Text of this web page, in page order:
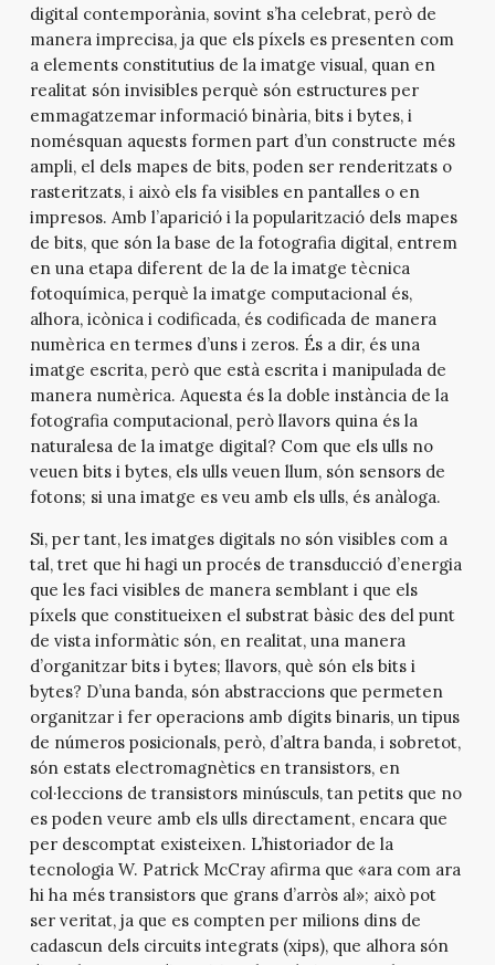
digital contemporània, sovint s’ha celebrat, però de
manera imprecisa, ja que els píxels es presenten com
a elements constitutius de la imatge visual, quan en
realitat són invisibles perquè són estructures per
emmagatzemar informació binària, bits i bytes, i
nomésquan aquests formen part d’un constructe més
ampli, el dels mapes de bits, poden ser renderitzats o
rasteritzats, i això els fa visibles en pantalles o en
impresos. Amb l’aparició i la popularització dels mapes
de bits, que són la base de la fotografia digital, entrem
en una etapa diferent de la de la imatge tècnica
fotoquímica, perquè la imatge computacional és,
alhora, icònica i codificada, és codificada de manera
numèrica en termes d’uns i zeros. És a dir, és una
imatge escrita, però que està escrita i manipulada de
manera numèrica. Aquesta és la doble instància de la
fotografia computacional, però llavors quina és la
naturalesa de la imatge digital? Com que els ulls no
veuen bits i bytes, els ulls veuen llum, són sensors de
fotons; si una imatge es veu amb els ulls, és anàloga.
Si, per tant, les imatges digitals no són visibles com a
tal, tret que hi hagi un procés de transducció d’energia
que les faci visibles de manera semblant i que els
píxels que constitueixen el substrat bàsic des del punt
de vista informàtic són, en realitat, una manera
d’organitzar bits i bytes; llavors, què són els bits i
bytes? D’una banda, són abstraccions que permeten
organitzar i fer operacions amb dígits binaris, un tipus
de números posicionals, però, d’altra banda, i sobretot,
són estats electromagnètics en transistors, en
col·leccions de transistors minúsculs, tan petits que no
es poden veure amb els ulls directament, encara que
per descomptat existeixen. L’historiador de la
tecnologia W. Patrick McCray afirma que «ara com ara
hi ha més transistors que grans d’arròs al»; això pot
ser veritat, ja que es compten per milions dins de
cadascun dels circuits integrats (xips), que alhora són